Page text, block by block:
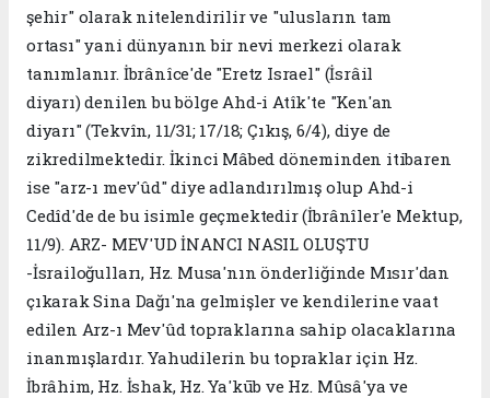
şehir" olarak nitelendirilir ve "ulusların tam
ortası" yani dünyanın bir nevi merkezi olarak
tanımlanır. İbrânîce'de "Eretz Israel" (İsrâil
diyarı) denilen bu bölge Ahd-i Atîk'te "Ken'an
diyarı" (Tekvîn, 11/31; 17/18; Çıkış, 6/4), diye de
zikredilmektedir. İkinci Mâbed döneminden itibaren
ise "arz-ı mev'ûd" diye adlandırılmış olup Ahd-i
Cedîd'de de bu isimle geçmektedir (İbrânîler'e Mektup,
11/9). ARZ- MEV'UD İNANCI NASIL OLUŞTU
-İsrailoğulları, Hz. Musa'nın önderliğinde Mısır'dan
çıkarak Sina Dağı'na gelmişler ve kendilerine vaat
edilen Arz-ı Mev'ûd topraklarına sahip olacaklarına
inanmışlardır. Yahudilerin bu topraklar için Hz.
İbrâhim, Hz. İshak, Hz. Ya'kūb ve Hz. Mûsâ'ya ve